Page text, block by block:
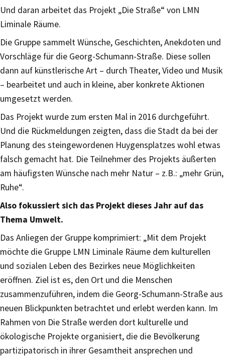
Und daran arbeitet das Projekt „Die Straße“ von LMN
Liminale Räume.
Die Gruppe sammelt Wünsche, Geschichten, Anekdoten und
Vorschläge für die Georg-Schumann-Straße. Diese sollen
dann auf künstlerische Art – durch Theater, Video und Musik
– bearbeitet und auch in kleine, aber konkrete Aktionen
umgesetzt werden.
Das Projekt wurde zum ersten Mal in 2016 durchgeführt.
Und die Rückmeldungen zeigten, dass die Stadt da bei der
Planung des steingewordenen Huygensplatzes wohl etwas
falsch gemacht hat. Die Teilnehmer des Projekts äußerten
am häufigsten Wünsche nach mehr Natur – z.B.: „mehr Grün,
Ruhe“.
Also fokussiert sich das Projekt dieses Jahr auf das
Thema Umwelt.
Das Anliegen der Gruppe komprimiert: „Mit dem Projekt
möchte die Gruppe LMN Liminale Räume dem kulturellen
und sozialen Leben des Bezirkes neue Möglichkeiten
eröffnen. Ziel ist es, den Ort und die Menschen
zusammenzuführen, indem die Georg-Schumann-Straße aus
neuen Blickpunkten betrachtet und erlebt werden kann. Im
Rahmen von Die Straße werden dort kulturelle und
ökologische Projekte organisiert, die die Bevölkerung
partizipatorisch in ihrer Gesamtheit ansprechen und